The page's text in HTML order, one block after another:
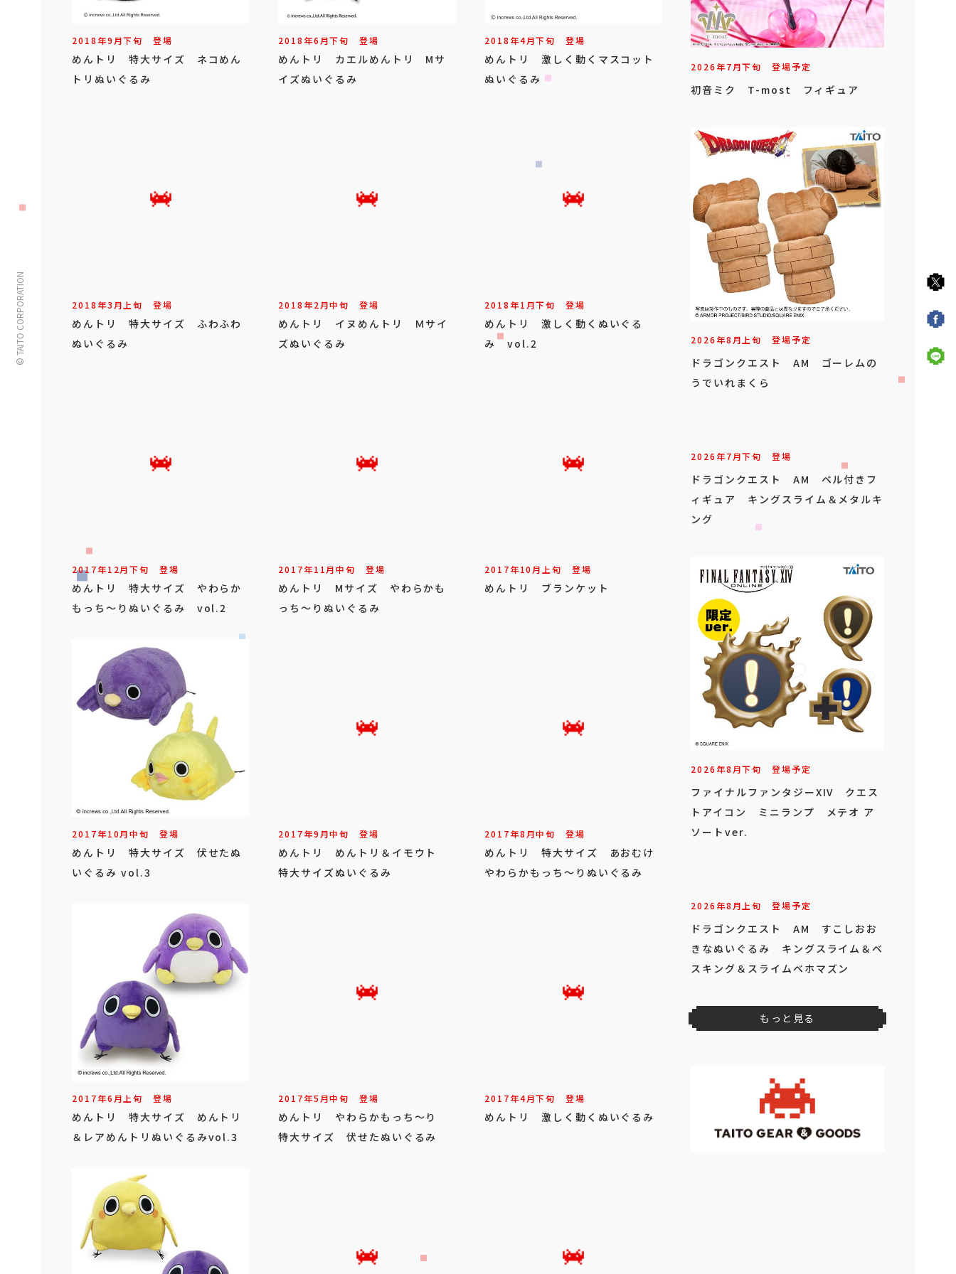
© TAITO CORPORATION
2018年9月下旬 登場
めんトリ 特大サイズ ネコめん
トリぬいぐるみ
2018年6月下旬 登場
めんトリ カエルめんトリ Mサ
イズぬいぐるみ
2018年4月下旬 登場
めんトリ 激しく動くマスコット
ぬいぐるみ
2018年3月上旬 登場
めんトリ 特大サイズ ふわふわ
ぬいぐるみ
2018年2月中旬 登場
めんトリ イヌめんトリ Ｍサイ
ズぬいぐるみ
2018年1月下旬 登場
めんトリ 激しく動くぬいぐる
み vol.2
2017年12月下旬 登場
めんトリ 特大サイズ やわらか
もっち～りぬいぐるみ vol.2
2017年11月中旬 登場
めんトリ Mサイズ やわらかも
っち～りぬいぐるみ
2017年10月上旬 登場
めんトリ ブランケット
2017年10月中旬 登場
めんトリ 特大サイズ 伏せたぬ
いぐるみ vol.3
2017年9月中旬 登場
めんトリ めんトリ＆イモウト
特大サイズぬいぐるみ
2017年8月中旬 登場
めんトリ 特大サイズ あおむけ
やわらかもっち～りぬいぐるみ
2017年6月上旬 登場
めんトリ 特大サイズ めんトリ
＆レアめんトリぬいぐるみvol.3
2017年5月中旬 登場
めんトリ やわらかもっち～り
特大サイズ 伏せたぬいぐるみ
2017年4月下旬 登場
めんトリ 激しく動くぬいぐるみ
2026年7月下旬 登場予定
初音ミク T-most フィギュア
2026年8月上旬 登場予定
ドラゴンクエスト AM ゴーレムの
うでいれまくら
2026年7月下旬 登場
ドラゴンクエスト AM ベル付きフ
ィギュア キングスライム＆メタルキ
ング
2026年8月下旬 登場予定
ファイナルファンタジーXIV クエス
トアイコン ミニランプ メテオ ア
ソートver.
2026年8月上旬 登場予定
ドラゴンクエスト AM すこしおお
きなぬいぐるみ キングスライム＆ベ
スキング＆スライムベホマズン
もっと見る